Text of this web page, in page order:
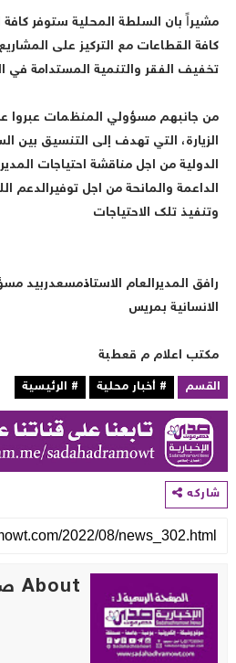
بان السلطة المحلية ستوفر كافة
القطاعات مع التركيز على المشاريع
الفقر والتنمية المستدامة في
جانبهم مسؤولي المنظمات عبروا عن
التي تهدف إلى التنسيق بين
من اجل مناقشة احتياجات
والمانحة من اجل توفيرالدعم
تلك الاحتياجات
المديرالعام الاستاذمسعدربيد مسؤول
بمريس
اعلام م قعطبة
# أخبار محلية # الرئيسية
About صدى حضرموت